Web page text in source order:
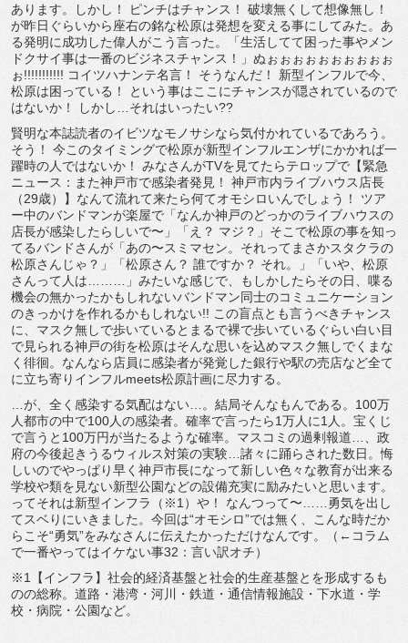
あります。しかし！ ピンチはチャンス！ 破壊無くして想像無し！
が昨日ぐらいから座右の銘な松原は発想を変える事にしてみた。あ
る発明に成功した偉人がこう言った。「生活してて困った事やメン
ドクサイ事は一番のビジネスチャンス！」ぬぉぉぉぉぉぉぉぉぉぉ
ぉ!!!!!!!!!!! コイツハナンテ名言！ そうなんだ！ 新型インフルで今、
松原は困っている！ という事はここにチャンスが隠されているので
はないか！ しかし…それはいったい??
賢明な本誌読者のイビツなモノサシなら気付かれているであろう。
そう！ 今このタイミングで松原が新型インフルエンザにかかれば一
躍時の人ではないか！ みなさんがTVを見てたらテロップで【緊急
ニュース：また神戸市で感染者発見！ 神戸市内ライブハウス店長
（29歳）】なんて流れて来たら何てオモシロいんでしょう！ ツア
ー中のバンドマンが楽屋で「なんか神戸のどっかのライブハウスの
店長が感染したらしいで〜」「え？ マジ？」そこで松原の事を知っ
てるバンドさんが「あの〜スミマセン。それってまさかスタクラの
松原さんじゃ？」「松原さん？ 誰ですか？ それ。」「いや、松原
さんって人は………」みたいな感じで、もしかしたらその日、喋る
機会の無かったかもしれないバンドマン同士のコミュニケーション
のきっかけを作れるかもしれない!! この盲点とも言うべきチャンス
に、マスク無しで歩いているとまるで裸で歩いているぐらい白い目
で見られる神戸の街を松原はそんな思いを込めマスク無しでくまな
く徘徊。なんなら店員に感染者が発覚した銀行や駅の売店など全て
に立ち寄りインフルmeets松原計画に尽力する。
…が、全く感染する気配はない…。結局そんなもんである。100万
人都市の中で100人の感染者。確率で言ったら1万人に1人。宝くじ
で言うと100万円が当たるような確率。マスコミの過剰報道…、政
府の今後起きうるウィルス対策の実験…諸々に踊らされた数日。悔
しいのでやっぱり早く神戸市長になって新しい色々な教育が出来る
学校や類を見ない新型公園などの設備充実に励みたいと思います。
ってそれは新型インフラ（※1）や！ なんつって〜……勇気を出し
てスベりにいきました。今回は“オモシロ”では無く、こんな時だか
らこそ“勇気”をみなさんに伝えたかっただけなんです。（←コラム
で一番やってはイケない事32：言い訳オチ）
※1【インフラ】社会的経済基盤と社会的生産基盤とを形成するも
のの総称。道路・港湾・河川・鉄道・通信情報施設・下水道・学
校・病院・公園など。